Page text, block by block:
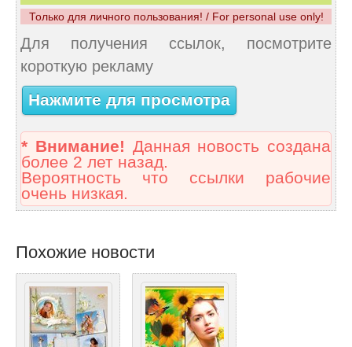
Только для личного пользования! / For personal use only!
Для получения ссылок, посмотрите
короткую рекламу
Нажмите для просмотра
* Внимание! Данная новость создана
более 2 лет назад.
Вероятность что ссылки рабочие
очень низкая.
Похожие новости